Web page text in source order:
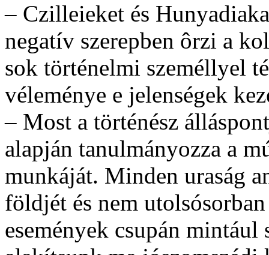
– Czilleieket és
negatív szerepben ôrzi a
sok történelmi személlyel
véleménye e jelenségek
– Most a történész
alapján tanulmányozza a
munkáját. Minden uraság
földjét és nem
események csupán